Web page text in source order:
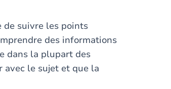
de suivre les points
des informations
dans la plupart des
le sujet et que la